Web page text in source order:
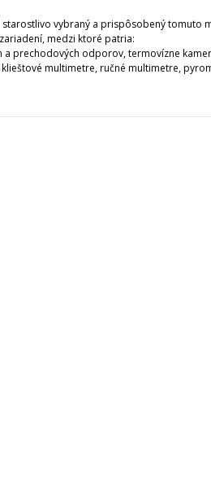
vybraný a prispôsobený tomuto
medzi ktoré patria:
prechodových odporov, termovízne
multimetre, ručné multimetre,